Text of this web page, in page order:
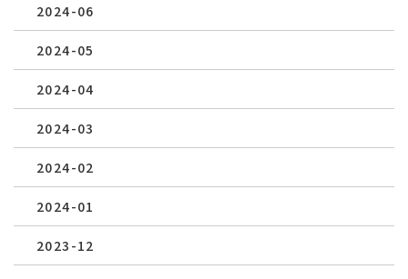
2024-06
2024-05
2024-04
2024-03
2024-02
2024-01
2023-12